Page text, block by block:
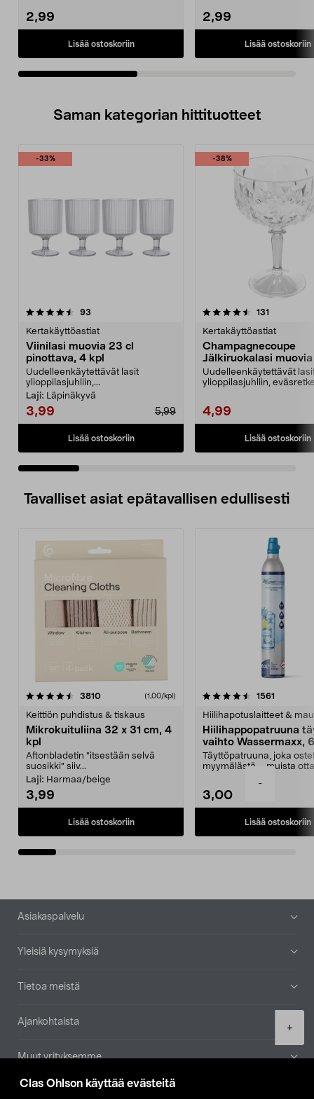
Clas Ohlson käyttää evästeitä
-
+
2,99
Lisää ostoskoriin
2,99
Lisää ostoskoriin
Saman kategorian hittituotteet
-33%
93
Kertakäyttöastiat
Viinilasi muovia 23 cl
pinottava, 4 kpl
Uudelleenkäytettävät lasit
ylioppilasjuhliin,...
Laji: Läpinäkyvä
3,99 5,99
Lisää ostoskoriin
-38%
4.5 viidestä
131
Kertakäyttöastiat
Champagnecoupe
Jälkiruokalasi
4 kpl
Uudelleenkäytettävät
ylioppilasjuhliin,
4,99
Lisää ostoskoriin
4.5 viidestä
Tavalliset asiat epätavallisen edullisesti
3810arvostelut (1,00/kpl)
Keittiön puhdistus & tiskaus
Mikrokuituliina 32 x 31 cm, 4
kpl
Aftonbladetin "itsestään selvä
suosikki" siiv...
Laji: Harmaa/beige
3,99
Lisää ostoskoriin
4.5viidestä
1561
Hiilihapotuslaitteet &
Hiilihappopatruuna
vaihto Wassermaxx,
Täyttöpatruuna, joka
myymälästä – muista
3,00
Lisää ostoskoriin
4.5viidestä
Alatunniste
Asiakaspalvelu
Yleisiä kysymyksiä
Tietoa meistä
Ajankohtaista
Muut yrityksemme
Etsi myymälä